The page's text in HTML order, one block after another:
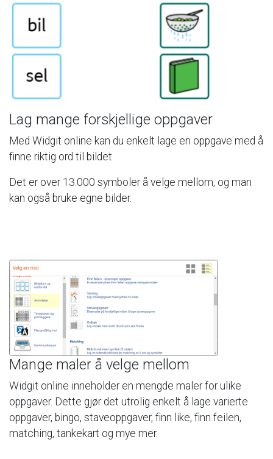
Lag mange forskjellige oppgaver
Med Widgit online kan du enkelt lage en oppgave med å
finne riktig ord til bildet.
Det er over 13.000 symboler å velge mellom, og man
kan også bruke egne bilder.
Mange maler å velge mellom
Widgit online inneholder en mengde maler for ulike
oppgaver. Dette gjør det utrolig enkelt å lage varierte
oppgaver, bingo, staveoppgaver, finn like, finn feilen,
matching, tankekart og mye mer.